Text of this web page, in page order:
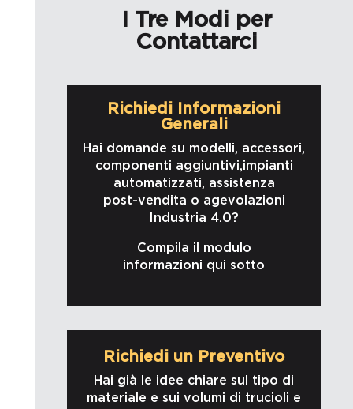
I Tre Modi per
Contattarci
Richiedi Informazioni
Generali
Hai domande su modelli, accessori,
componenti aggiuntivi,impianti
automatizzati, assistenza
post-vendita o agevolazioni
Industria 4.0?
Compila il modulo
informazioni qui sotto
Richiedi un Preventivo
Hai già le idee chiare sul tipo di
materiale e sui volumi di trucioli e